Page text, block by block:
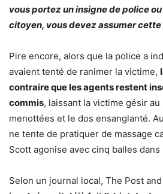
vous portez un insigne de police
citoyen, vous devez assumer
Pire encore, alors que la police a
avaient tenté de ranimer la victime,
contraire que les agents restent
commis, laissant la victime gésir au
menottées et le dos ensanglanté.
ne tente de pratiquer de massage
Scott agonise avec cinq balles dans
Selon un journal local, The Post